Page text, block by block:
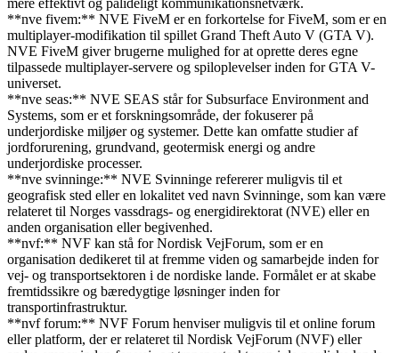
**nve fivem:** NVE FiveM er en forkortelse for FiveM, som er en
multiplayer-modifikation til spillet Grand Theft Auto V (GTA V).
NVE FiveM giver brugerne mulighed for at oprette deres egne
tilpassede multiplayer-servere og spiloplevelser inden for GTA V-
universet.
**nve seas:** NVE SEAS står for Subsurface Environment and
Systems, som er et forskningsområde, der fokuserer på
underjordiske miljøer og systemer. Dette kan omfatte studier af
jordforurening, grundvand, geotermisk energi og andre
underjordiske processer.
**nve svinninge:** NVE Svinninge refererer muligvis til et
geografisk sted eller en lokalitet ved navn Svinninge, som kan være
relateret til Norges vassdrags- og energidirektorat (NVE) eller en
anden organisation eller begivenhed.
**nvf:** NVF kan stå for Nordisk VejForum, som er en
organisation dedikeret til at fremme viden og samarbejde inden for
vej- og transportsektoren i de nordiske lande. Formålet er at skabe
fremtidssikre og bæredygtige løsninger inden for
transportinfrastruktur.
**nvf forum:** NVF Forum henviser muligvis til et online forum
eller platform, der er relateret til Nordisk VejForum (NVF) eller